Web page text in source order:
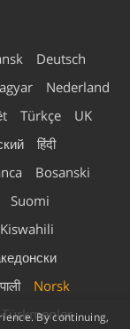
Deutsch
Nederland
Türkçe
UK
हिंदी
Bosanski
Suomi
Kiswahili
Norsk
Türkmenler
By continuing,